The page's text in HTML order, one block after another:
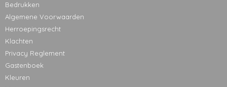
Bedrukken
Algemene Voorwaarden
Herroepingsrecht
Klachten
Privacy Reglement
Gastenboek
Kleuren